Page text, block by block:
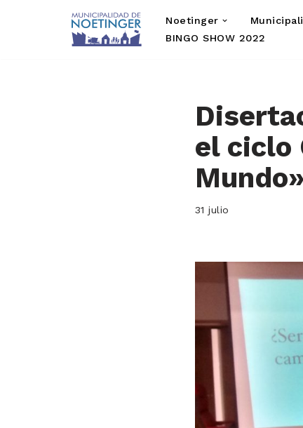
Noetinger
BINGO SHOW 2022
el ciclo
Mundo»
31 julio